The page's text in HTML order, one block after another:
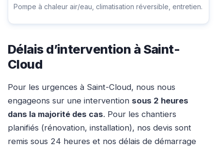
Pompe à chaleur air/eau, climatisation réversible, entretien.
Délais d’intervention à Saint-
Cloud
Pour les urgences à Saint-Cloud, nous nous
engageons sur une intervention sous 2 heures
dans la majorité des cas. Pour les chantiers
planifiés (rénovation, installation), nos devis sont
remis sous 24 heures et nos délais de démarrage